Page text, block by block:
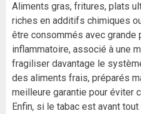
Aliments gras, fritures, plats
riches en additifs chimiques
être consommés avec grande
inflammatoire, associé à une
fragiliser davantage le
des aliments frais, préparés
meilleure garantie pour éviter
Enfin, si le tabac est avant